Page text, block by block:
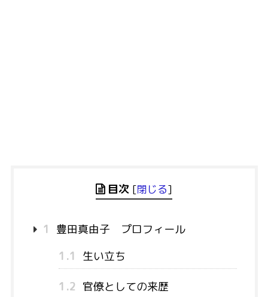
目次 [閉じる]
1
豊田真由子 プロフィール
1.1
生い立ち
1.2 官僚としての来歴